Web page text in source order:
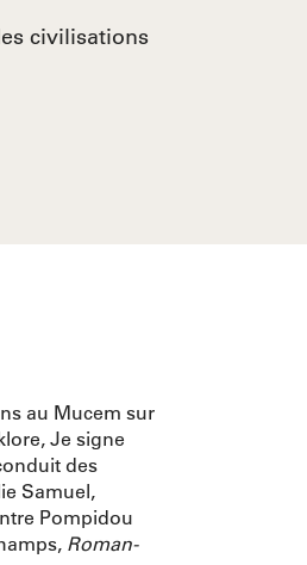
civilisations
au Mucem sur
Je signe
des
Samuel,
Pompidou
Roman-